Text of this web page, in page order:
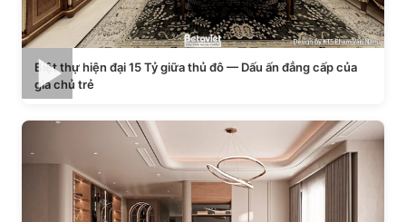
Biệt thự hiện đại 15 Tỷ giữa thủ đô — Dấu ấn đẳng cấp của
gia chủ trẻ